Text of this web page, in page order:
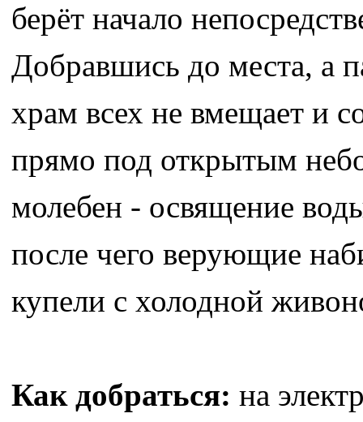
берёт начало
Добравшись до места, а
храм всех не вмещает и
прямо под открытым
молебен - освящение
после чего верующие
купели с холодной
Как добраться: на